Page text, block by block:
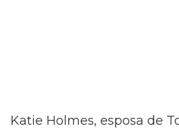
Katie Holmes, esposa de